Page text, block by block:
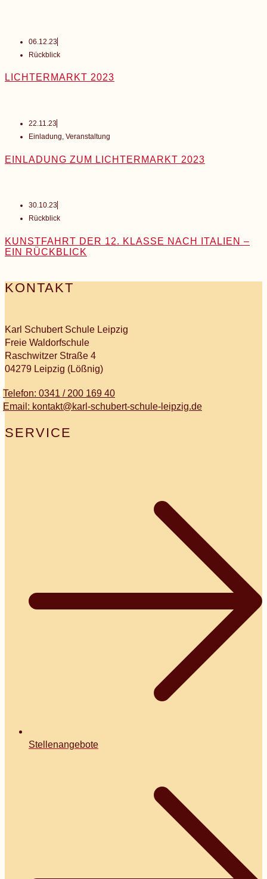
06.12.23
Rückblick
LICHTERMARKT 2023
22.11.23
Einladung, Veranstaltung
EINLADUNG ZUM LICHTERMARKT 2023
30.10.23
Rückblick
KUNSTFAHRT DER 12. KLASSE NACH ITALIEN –
EIN RÜCKBLICK
KONTAKT
Karl Schubert Schule Leipzig
Freie Waldorfschule
Raschwitzer Straße 4
04279 Leipzig (Lößnig)
Telefon: 0341 / 200 169 40
Email: kontakt@karl-schubert-schule-leipzig.de
SERVICE
Stellenangebote